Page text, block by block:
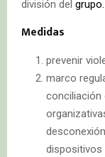
división del grupo.
Medidas
prevenir
marco
conciliación
dispositivos